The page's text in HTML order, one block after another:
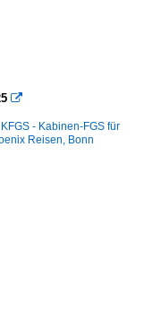

- Kabinen-FGS für
Reisen, Bonn